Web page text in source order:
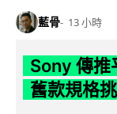
藍骨 13 小時
Sony 傳
舊款規格